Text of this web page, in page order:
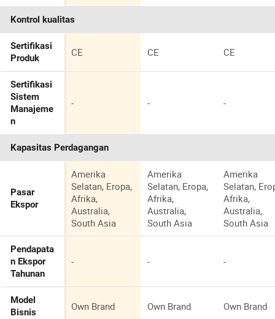
Kontrol kualitas
Sertifikasi
Produk
CE CE CE
Sertifikasi
Sistem
Manajeme
n
- - -
Kapasitas Perdagangan
Pasar
Ekspor
Amerika
Selatan, Eropa,
Afrika,
Australia,
South Asia
Amerika
Selatan, Eropa,
Afrika,
Australia,
South Asia
Amerika
Selatan,
Afrika,
Australia,
South Asia
Pendapata
n Ekspor
Tahunan
- - -
Model
Bisnis
Own Brand Own Brand Own Brand